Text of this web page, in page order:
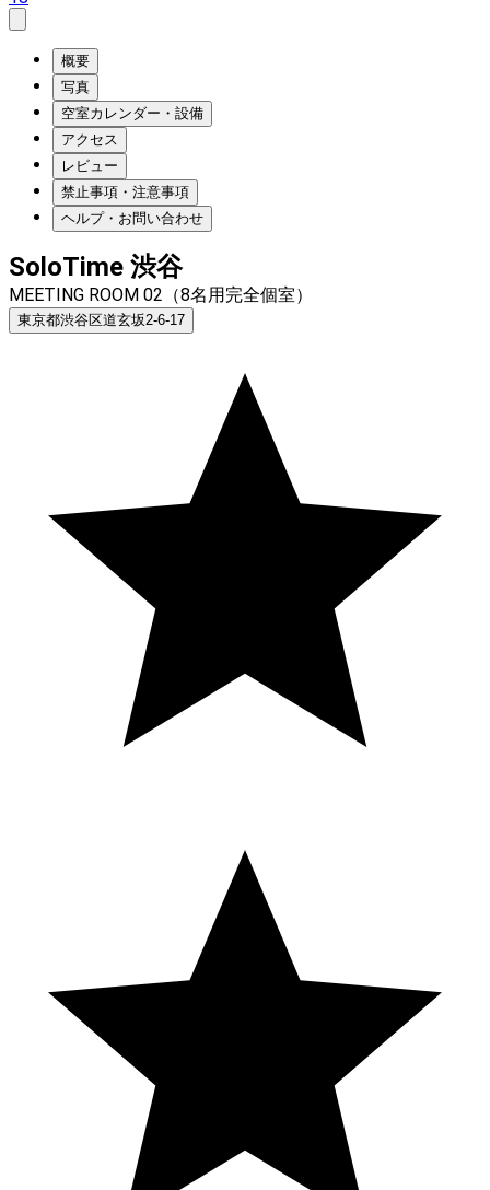
概要
写真
空室カレンダー・設備
アクセス
レビュー
禁止事項・注意事項
ヘルプ・お問い合わせ
SoloTime 渋谷
MEETING ROOM 02（8名用完全個室）
東京都渋谷区道玄坂2-6-17